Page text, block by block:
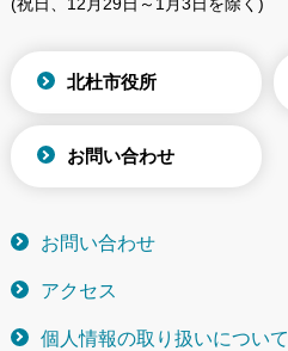
北杜市役所
お問い合わせ
お問い合わせ
アクセス
個人情報の取り扱いについて